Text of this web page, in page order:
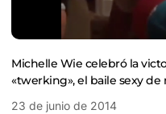
Michelle Wie celebró la
«twerking», el baile sexy de
23 de junio de 2014